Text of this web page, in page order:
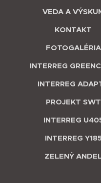
VEDA A
KONTAKT
FOTOGALÉRIA
INTERREG
INTERREG
PROJEKT SWT
INTERREG
INTERREG Y185
ZELENÝ